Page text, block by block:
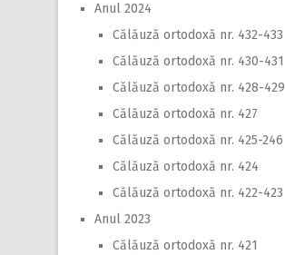
Anul 2024
Călăuză ortodoxă nr. 432-433
Călăuză ortodoxă nr. 430-431
Călăuză ortodoxă nr. 428-429
Călăuză ortodoxă nr. 427
Călăuză ortodoxă nr. 425-246
Călăuză ortodoxă nr. 424
Călăuză ortodoxă nr. 422-423
Anul 2023
Călăuză ortodoxă nr. 421